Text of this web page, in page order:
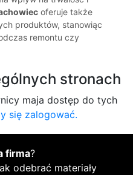
oferuje także
produktów, stanowiąc
remontu czy
stronach
maja dostęp do tych
się zalogować.
firma?
odebrać materiały